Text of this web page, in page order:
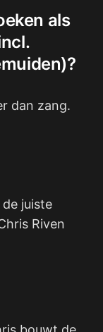
als
dan zang.
juiste
Riven